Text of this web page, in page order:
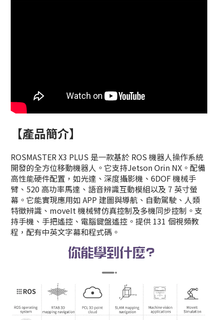
【產品簡介】
ROSMASTER X3 PLUS 是一款基於 ROS 機器人操作系統
開發的全方位移動機器人。它支持Jetson Orin NX。配備
高性能硬件配置，如光達、深度攝影機、6DOF 機械手
臂、520 高功率馬達、語音辨識互動模組以及 7 英寸螢
幕。它能實現應用如 APP 建圖與導航、自動駕駛、人類
特徵辨識、moveIt 機械臂仿真控制及多機同步控制。支
持手機、手把遙控、電腦鍵盤遙控。提供 131 個視頻教
程，配有中英文字幕和程式碼。